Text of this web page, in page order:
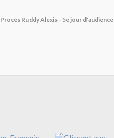
Procès Ruddy Alexis - 5e jour d'audience